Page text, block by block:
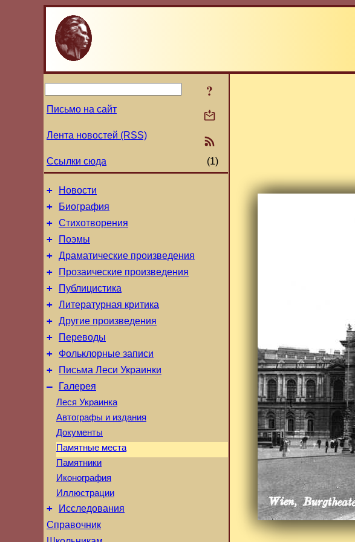
?
Письмо на сайт
Лента новостей (RSS)
Ссылки сюда (1)
+ Новости
+ Биография
+ Стихотворения
+ Поэмы
+ Драматические произведения
+ Прозаические произведения
+ Публицистика
+ Литературная критика
+ Другие произведения
+ Переводы
+ Фольклорные записи
+ Письма Леси Украинки
– Галерея
Леся Украинка
Автографы и издания
Документы
Памятные места
Памятники
Иконография
Иллюстрации
+
Исследования
Справочник